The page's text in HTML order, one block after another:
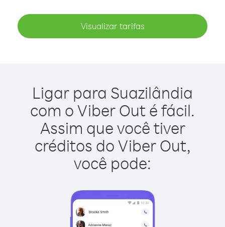
Visualizar tarifas
Ligar para Suazilândia
com o Viber Out é fácil.
Assim que você tiver
créditos do Viber Out,
você pode: